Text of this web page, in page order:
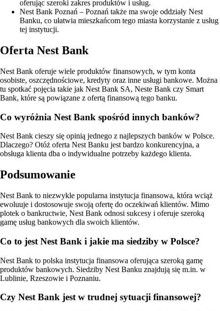
oferując szeroki zakres produktów i usług.
Nest Bank Poznań – Poznań także ma swoje oddziały Nest
Banku, co ułatwia mieszkańcom tego miasta korzystanie z usług
tej instytucji.
Oferta Nest Bank
Nest Bank oferuje wiele produktów finansowych, w tym konta
osobiste, oszczędnościowe, kredyty oraz inne usługi bankowe. Można
tu spotkać pojęcia takie jak Nest Bank SA, Neste Bank czy Smart
Bank, które są powiązane z ofertą finansową tego banku.
Co wyróżnia Nest Bank spośród innych banków?
Nest Bank cieszy się opinią jednego z najlepszych banków w Polsce.
Dlaczego? Otóż oferta Nest Banku jest bardzo konkurencyjna, a
obsługa klienta dba o indywidualne potrzeby każdego klienta.
Podsumowanie
Nest Bank to niezwykle popularna instytucja finansowa, która wciąż
ewoluuje i dostosowuje swoją ofertę do oczekiwań klientów. Mimo
plotek o bankructwie, Nest Bank odnosi sukcesy i oferuje szeroką
gamę usług bankowych dla swoich klientów.
Co to jest Nest Bank i jakie ma siedziby w Polsce?
Nest Bank to polska instytucja finansowa oferująca szeroką gamę
produktów bankowych. Siedziby Nest Banku znajdują się m.in. w
Lublinie, Rzeszowie i Poznaniu.
Czy Nest Bank jest w trudnej sytuacji finansowej?